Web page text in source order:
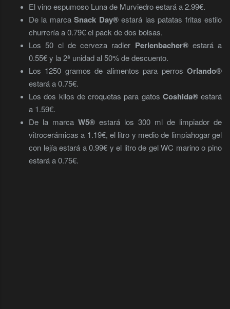
El vino espumoso Luna de Murviedro estará a 2.99€.
De la marcaSnack Day®estará las patatas fritas estilo
churrería a 0.79€ el pack de dos bolsas.
Los 50 cl de cerveza radler Perlenbacher®estará a
0.55€ y la 2ª unidad al 50% de descuento.
Los 1250 gramos de alimentos para perros Orlando®
estará a 0.75€.
Los dos kilos de croquetas para gatos Coshida®estará
a 1.59€.
De la marca W5® estará los 300 ml de limpiador de
vitrocerámicas a 1.19€, el litro y medio de limpiahogar gel
con lejía estará a 0.99€ y el litro de gel WC marino o pino
estará a 0.75€.